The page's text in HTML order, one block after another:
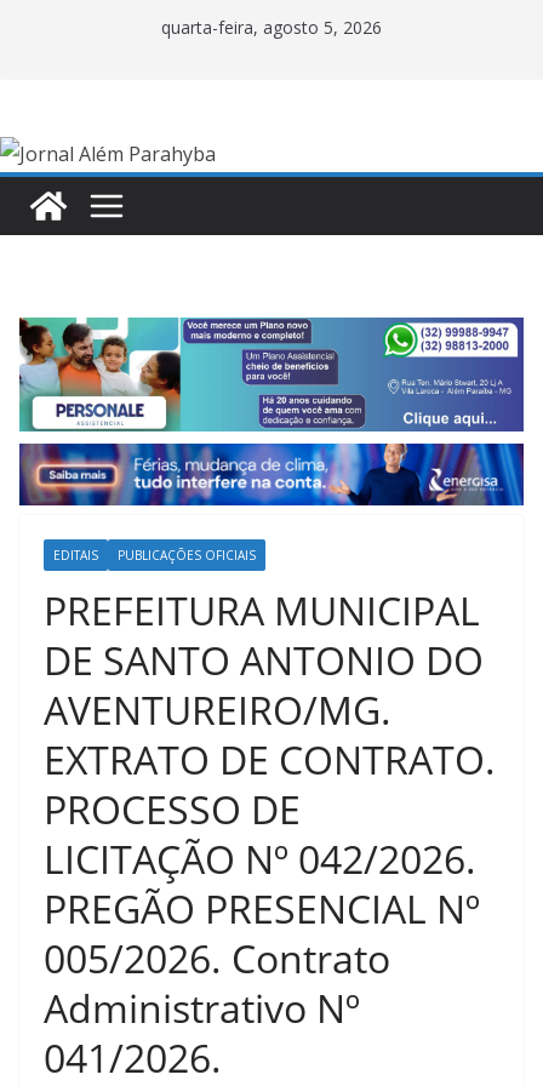
quarta-feira, agosto 5, 2026
EDITAIS PUBLICAÇÕES OFICIAIS
PREFEITURA MUNICIPAL
DE SANTO ANTONIO DO
AVENTUREIRO/MG.
EXTRATO DE CONTRATO.
PROCESSO DE
LICITAÇÃO Nº 042/2026.
PREGÃO PRESENCIAL Nº
005/2026. Contrato
Administrativo Nº
041/2026.